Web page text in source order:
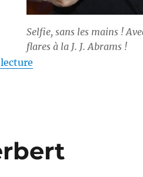
Selfie, sans les mains !
flares à la J. J. Abrams !
de « Un an à part »